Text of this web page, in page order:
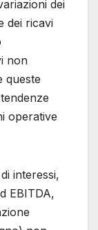
dei
dei ricavi
non
queste
operative
interessi,
EBITDA,